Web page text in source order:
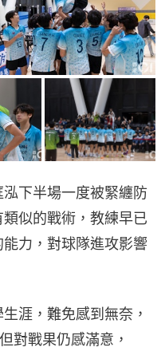
下半場一度被緊纏防
似的戰術，教練早已
力，對球隊進攻影響
涯，難免感到無奈，
對戰果仍感滿意，